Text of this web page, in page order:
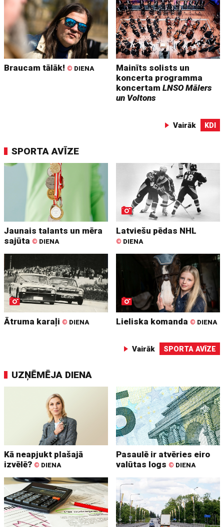
Braucam tālāk! © DIENA
Mainīts solists un
koncerta programma
koncertamLNSO Mālers
un Voltons
Vairāk KDI
SPORTA AVĪZE
Jaunais talants un mēra
sajūta © DIENA
Latviešu pēdas NHL
© DIENA
Ātruma karaļi © DIENA Lieliska komanda © DIENA
Vairāk SPORTA AVĪZE
UZŅĒMĒJA DIENA
Kā neapjukt plašajā
izvēlē? © DIENA
Pasaulē ir atvēries eiro
valūtas logs © DIENA